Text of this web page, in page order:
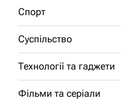
Спорт
Суспільство
Технології та гаджети
Фільми та серіали